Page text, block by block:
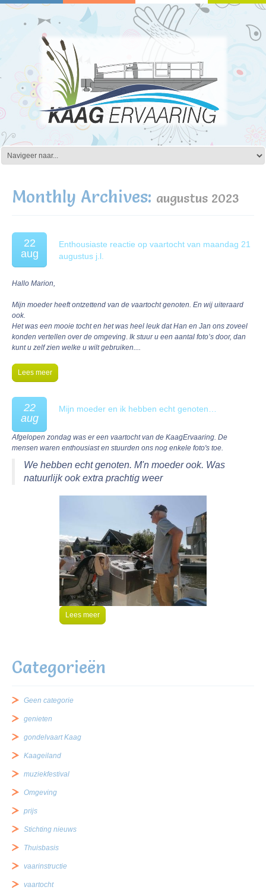
Monthly Archives: augustus 2023
22
aug
Enthousiaste reactie op vaartocht van maandag 21
augustus j.l.
Hallo Marion,
Mijn moeder heeft ontzettend van de vaartocht genoten. En wij uiteraard
ook.
Het was een mooie tocht en het was heel leuk dat Han en Jan ons zoveel
konden vertellen over de omgeving. Ik stuur u een aantal foto’s door, dan
kunt u zelf zien welke u wilt gebruiken....
Lees meer
22
aug
Mijn moeder en ik hebben echt genoten…
Afgelopen zondag was er een vaartocht van de KaagErvaaring. De
mensen waren enthousiast en stuurden ons nog enkele foto's toe.
We hebben echt genoten. M'n moeder ook. Was
natuurlijk ook extra prachtig weer
Lees meer
Categorieën
Geen categorie
genieten
gondelvaart Kaag
Kaageiland
muziekfestival
Omgeving
prijs
Stichting nieuws
Thuisbasis
vaarinstructie
vaartocht